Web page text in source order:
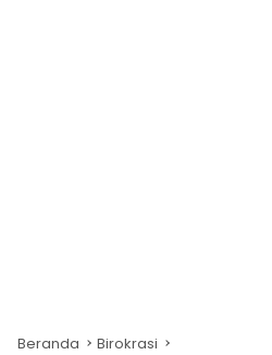
Beranda Birokrasi